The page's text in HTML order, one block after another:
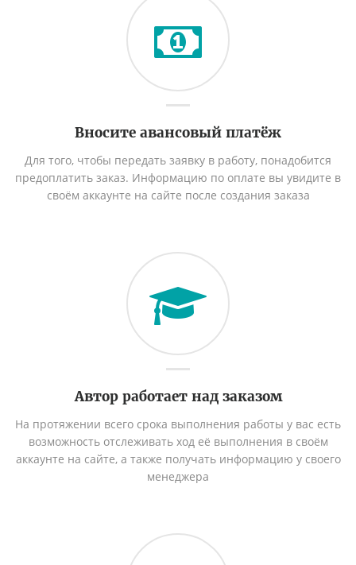
Вносите авансовый платёж
Для того, чтобы передать заявку в работу, понадобится
предоплатить заказ. Информацию по оплате вы увидите в
своём аккаунте на сайте после создания заказа
Автор работает над заказом
На протяжении всего срока выполнения работы у вас есть
возможность отслеживать ход её выполнения в своём
аккаунте на сайте, а также получать информацию у своего
менеджера